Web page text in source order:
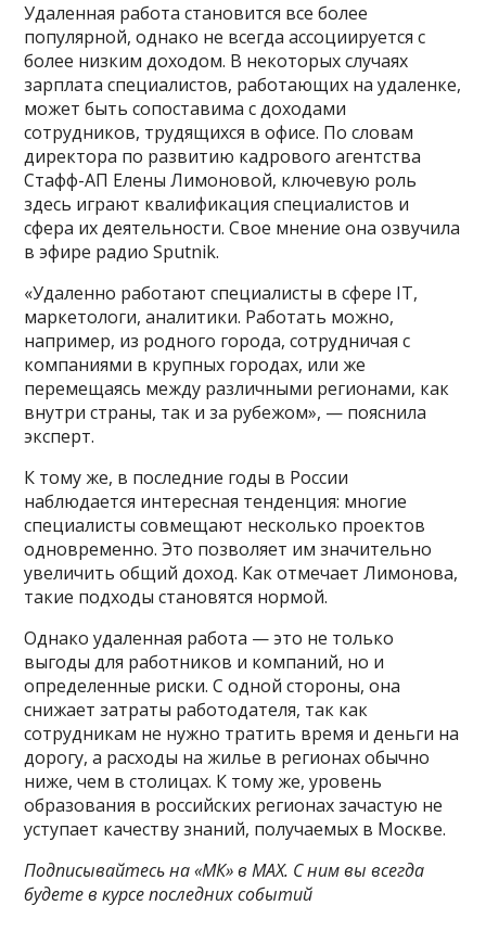
Удаленная работа становится все более
популярной, однако не всегда ассоциируется с
более низким доходом. В некоторых случаях
зарплата специалистов, работающих на удаленке,
может быть сопоставима с доходами
сотрудников, трудящихся в офисе. По словам
директора по развитию кадрового агентства
Стафф-АП Елены Лимоновой, ключевую роль
здесь играют квалификация специалистов и
сфера их деятельности. Свое мнение она озвучила
в эфире радио Sputnik.
«Удаленно работают специалисты в сфере IT,
маркетологи, аналитики. Работать можно,
например, из родного города, сотрудничая с
компаниями в крупных городах, или же
перемещаясь между различными регионами, как
внутри страны, так и за рубежом», — пояснила
эксперт.
К тому же, в последние годы в России
наблюдается интересная тенденция: многие
специалисты совмещают несколько проектов
одновременно. Это позволяет им значительно
увеличить общий доход. Как отмечает Лимонова,
такие подходы становятся нормой.
Однако удаленная работа — это не только
выгоды для работников и компаний, но и
определенные риски. С одной стороны, она
снижает затраты работодателя, так как
сотрудникам не нужно тратить время и деньги на
дорогу, а расходы на жилье в регионах обычно
ниже, чем в столицах. К тому же, уровень
образования в российских регионах зачастую не
уступает качеству знаний, получаемых в Москве.
Подписывайтесь на «МК» в MAX. С ним вы всегда
будете в курсе последних событий